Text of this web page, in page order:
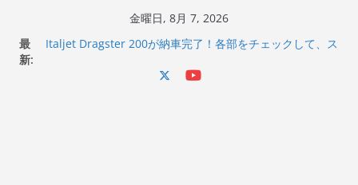
金曜日, 8月 7, 2026
最
新:
Italjet Dragster 200が納車完了！各部をチェックして、ス